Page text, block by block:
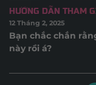
HƯỚNG DẪN THAM
12 Tháng 2, 2025
Bạn chắc chắn
này rồi á?